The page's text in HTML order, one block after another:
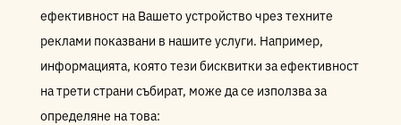
ефективност на Вашето устройство чрез техните
реклами показвани в нашите услуги. Например,
информацията, която тези бисквитки за ефективност
на трети страни събират, може да се използва за
определяне на това: